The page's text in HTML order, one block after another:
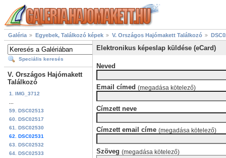
Galéria Egyebek, Találkozó képek V. Országos Hajómakett Találkozó
Speciális keresés
V. Országos Hajómakett
Találkozó
1. IMG_3712
59. DSC02513
60. DSC02517
61. DSC02530
62. DSC02531
63. DSC02532
64. DSC02533
Elektronikus képeslap küldése (eCard)
Neved
Email címed (megadása kötelező)
Címzett neve
Címzett email címe (megadása kötelező)
Szöveg (megadása kötelező)